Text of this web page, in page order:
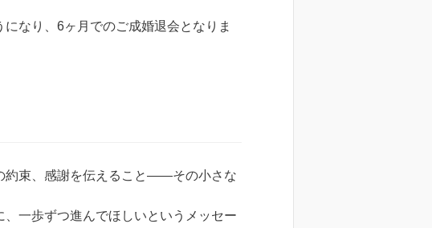
なり、6ヶ月でのご成婚退会となりま
約束、感謝を伝えること——その小さな
一歩ずつ進んでほしいというメッセー